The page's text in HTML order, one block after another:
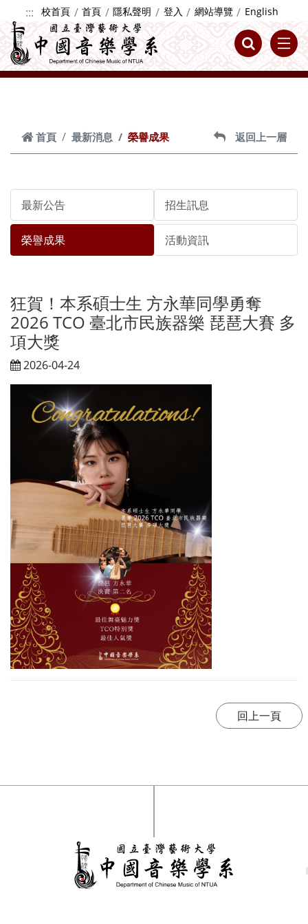
跳到主要內容
::: 校首頁 首頁 隱私聲明 登入 網站導覽 English
首頁 最新消息 榮譽成果 返回上一層
最新公告 招生訊息
榮譽成果 活動資訊
狂賀！本系碩士生 方永華同學勇奪
2026 TCO 臺北市民族器樂 琵琶大賽 多
項大獎
2026-04-24